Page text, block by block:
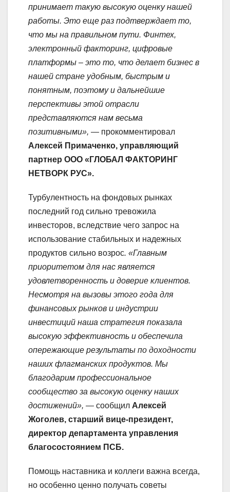
принимает такую высокую оценку нашей
работы. Это еще раз подтверждает то,
что мы на правильном пути. Финтех,
электронный факторинг, цифровые
платформы – это то, что делает бизнес в
нашей стране удобным, быстрым и
понятным, поэтому и дальнейшие
перспективы этой отрасли
представляются нам весьма
позитивными», — прокомментировал
Алексей Примаченко, управляющий
партнер ООО «ГЛОБАЛ ФАКТОРИНГ
НЕТВОРК РУС».
Турбулентность на фондовых рынках
последний год сильно тревожила
инвесторов, вследствие чего запрос на
использование стабильных и надежных
продуктов сильно возрос. «Главным
приоритетом для нас является
удовлетворенность и доверие клиентов.
Несмотря на вызовы этого года для
финансовых рынков и индустрии
инвестиций наша стратегия показала
высокую эффективность и обеспечила
опережающие результаты по доходности
наших флагманских продуктов. Мы
благодарим профессиональное
сообщество за высокую оценку наших
достижений», — сообщил Алексей
Жоголев, старший вице-президент,
директор департамента управления
благосостоянием ПСБ.
Помощь наставника и коллеги важна всегда,
но особенно ценно получать советы